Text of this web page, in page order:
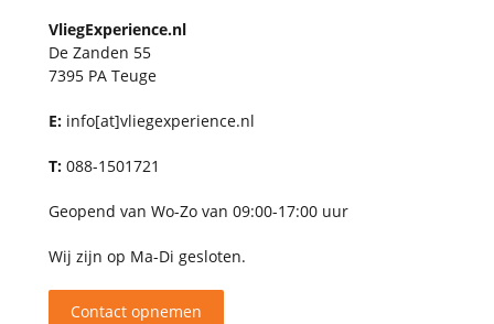
VliegExperience.nl
De Zanden 55
7395 PA Teuge
E: info[at]vliegexperience.nl
T: 088-1501721
Geopend van Wo-Zo van 09:00-17:00 uur
Wij zijn op Ma-Di gesloten.
Contact opnemen